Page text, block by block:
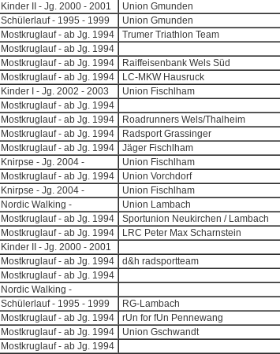
Kinder II - Jg. 2000 - 2001
Union Gmunden
Schülerlauf - 1995 - 1999
Union Gmunden
Mostkruglauf - ab Jg. 1994
Trumer Triathlon Team
Mostkruglauf - ab Jg. 1994
Mostkruglauf - ab Jg. 1994
Raiffeisenbank Wels Süd
Mostkruglauf - ab Jg. 1994
LC-MKW Hausruck
Kinder I - Jg. 2002 - 2003
Union Fischlham
Mostkruglauf - ab Jg. 1994
Mostkruglauf - ab Jg. 1994
Roadrunners Wels/Thalheim
Mostkruglauf - ab Jg. 1994
Radsport Grassinger
Mostkruglauf - ab Jg. 1994
Jäger Fischlham
Knirpse - Jg. 2004 -
Union Fischlham
Mostkruglauf - ab Jg. 1994
Union Vorchdorf
Knirpse - Jg. 2004 -
Union Fischlham
Nordic Walking -
Union Lambach
Mostkruglauf - ab Jg. 1994
Sportunion Neukirchen / Lambach
Mostkruglauf - ab Jg. 1994
LRC Peter Max Scharnstein
Kinder II - Jg. 2000 - 2001
Mostkruglauf - ab Jg. 1994
d&h radsportteam
Mostkruglauf - ab Jg. 1994
Nordic Walking -
Schülerlauf - 1995 - 1999
RG-Lambach
Mostkruglauf - ab Jg. 1994
rUn for fUn Pennewang
Mostkruglauf - ab Jg. 1994
Union Gschwandt
Mostkruglauf - ab Jg. 1994